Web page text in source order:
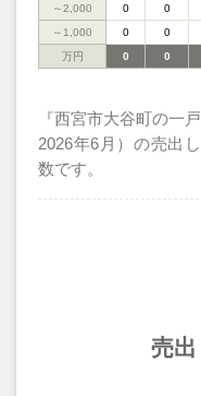
～2,000
0 0
～1,000
0 0
万円
0 0
『西宮市大谷町の一
2026年6月）の売出
数です。
売